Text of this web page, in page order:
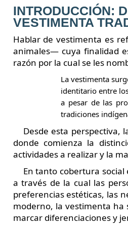
INTRODUCCIÓN:
VESTIMENTA
Hablar de vestimenta es
animales— cuya finalidad
razón por la cual se les
La vestimenta
identitario entre
a pesar de las
tradiciones
Desde esta perspectiva,
donde comienza la
actividades a realizar y la
En tanto cobertura social
a través de la cual las
preferencias estéticas, las
moderno, la vestimenta ha
marcar diferenciaciones y